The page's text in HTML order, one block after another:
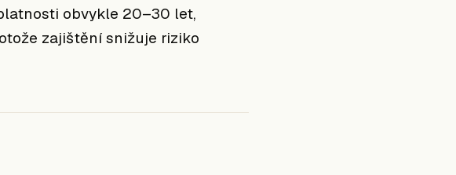
obvykle 20–30 let,
zajištění snižuje riziko